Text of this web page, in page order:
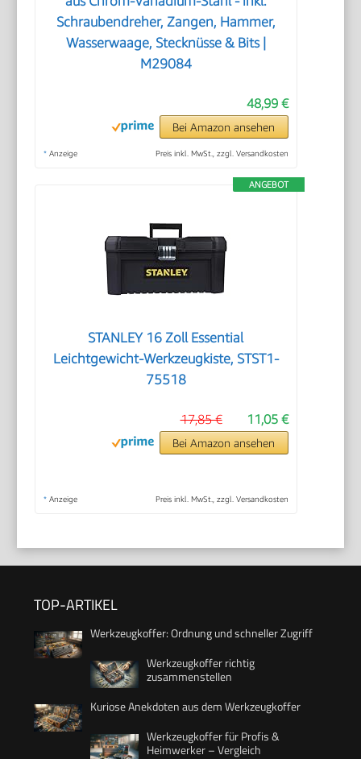
Schraubendreher, Zangen, Hammer,
Wasserwaage, Stecknüsse & Bits |
M29084
48,99 €
Bei Amazon ansehen
* Anzeige Preis inkl. MwSt., zzgl. Versandkosten
ANGEBOT
STANLEY 16 Zoll Essential
Leichtgewicht-Werkzeugkiste, STST1-
75518
11,05 €
17,85 €
Bei Amazon ansehen
* Anzeige Preis inkl. MwSt., zzgl. Versandkosten
TOP-ARTIKEL
Werkzeugkoffer: Ordnung und schneller Zugriff
Werkzeugkoffer richtig
zusammenstellen
Kuriose Anekdoten aus dem Werkzeugkoffer
Werkzeugkoffer für Profis &
Heimwerker – Vergleich